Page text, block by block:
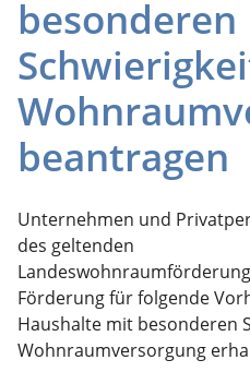
besonderen
beantragen
Unternehmen und
des geltenden
Förderung für folgende
Haushalte mit besonderen
Wohnraumversorgung